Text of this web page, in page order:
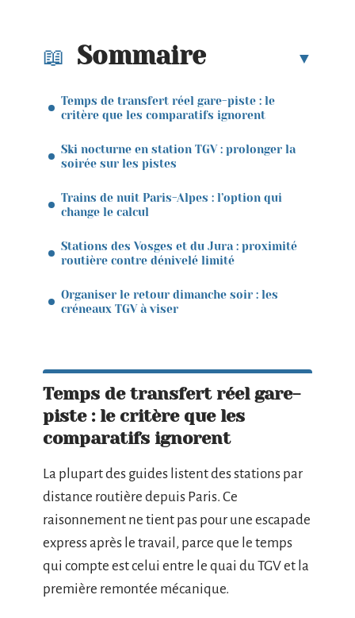
Sommaire
Temps de transfert réel gare-piste : le
critère que les comparatifs ignorent
Ski nocturne en station TGV : prolonger la
soirée sur les pistes
Trains de nuit Paris-Alpes : l’option qui
change le calcul
Stations des Vosges et du Jura : proximité
routière contre dénivelé limité
Organiser le retour dimanche soir : les
créneaux TGV à viser
Temps de transfert réel gare-
piste : le critère que les
comparatifs ignorent
La plupart des guides listent des stations par
distance routière depuis Paris. Ce
raisonnement ne tient pas pour une escapade
express après le travail, parce que le temps
qui compte est celui entre le quai du TGV et la
première remontée mécanique.